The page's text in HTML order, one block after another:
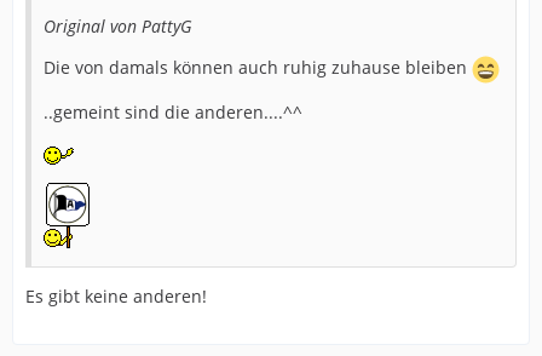
Original von PattyG
Die von damals können auch ruhig zuhause bleiben
..gemeint sind die anderen....^^
Es gibt keine anderen!